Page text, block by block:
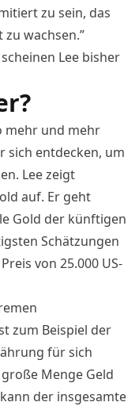
zu sein, das
wachsen.”
scheinen Lee bisher
mehr und mehr
sich entdecken, um
Lee zeigt
auf. Er geht
Gold der künftigen
Schätzungen
von 25.000 US-
zum Beispiel der
für sich
Menge Geld
der insgesamte